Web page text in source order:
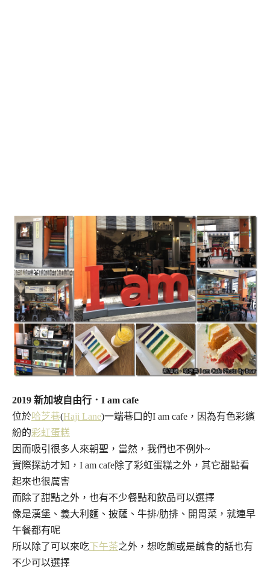
2019 新加坡自由行．I am cafe
位於哈芝巷(Haji Lane)一端巷口的I am cafe，因為有色彩繽
紛的彩虹蛋糕
因而吸引很多人來朝聖，當然，我們也不例外~
實際探訪才知，I am cafe除了彩虹蛋糕之外，其它甜點看
起來也很厲害
而除了甜點之外，也有不少餐點和飲品可以選擇
像是漢堡、義大利麵、披薩、牛排/肋排、開胃菜，就連早
午餐都有呢
所以除了可以來吃下午茶之外，想吃飽或是鹹食的話也有
不少可以選擇